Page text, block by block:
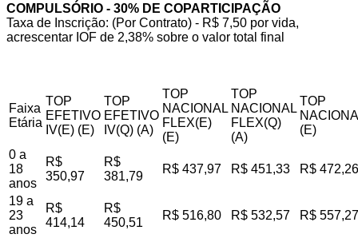
COMPULSÓRIO - 30% DE COPARTICIPAÇÃO
Taxa de Inscrição: (Por Contrato) - R$ 7,50 por vida,
acrescentar IOF de 2,38% sobre o valor total final
Faixa
Etária
TOP
EFETIVO
IV(E) (E)
TOP
EFETIVO
IV(Q) (A)
TOP
NACIONAL
FLEX(E)
(E)
TOP
NACIONAL
FLEX(Q)
(A)
TOP
(E)
0 a
18
anos
R$
350,97
R$
381,79
R$ 437,97 R$ 451,33 R$ 472,26
19 a
23
anos
R$
414,14
R$
450,51
R$ 516,80 R$ 532,57 R$ 557,27